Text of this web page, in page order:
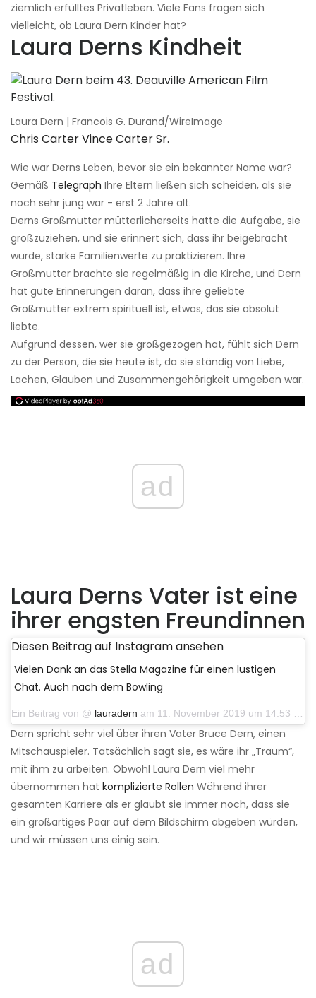
ziemlich erfülltes Privatleben. Viele Fans fragen sich
vielleicht, ob Laura Dern Kinder hat?
Laura Derns Kindheit
Laura Dern | Francois G. Durand/WireImage
Chris Carter Vince Carter Sr.
Wie war Derns Leben, bevor sie ein bekannter Name war?
Gemäß Telegraph Ihre Eltern ließen sich scheiden, als sie
noch sehr jung war - erst 2 Jahre alt.
Derns Großmutter mütterlicherseits hatte die Aufgabe, sie
großzuziehen, und sie erinnert sich, dass ihr beigebracht
wurde, starke Familienwerte zu praktizieren. Ihre
Großmutter brachte sie regelmäßig in die Kirche, und Dern
hat gute Erinnerungen daran, dass ihre geliebte
Großmutter extrem spirituell ist, etwas, das sie absolut
liebte.
Aufgrund dessen, wer sie großgezogen hat, fühlt sich Dern
zu der Person, die sie heute ist, da sie ständig von Liebe,
Lachen, Glauben und Zusammengehörigkeit umgeben war.
ad
Laura Derns Vater ist eine
ihrer engsten Freundinnen
Diesen Beitrag auf Instagram ansehen
Vielen Dank an das Stella Magazine für einen lustigen
Chat. Auch nach dem Bowling
Ein Beitrag von @ lauradern am 11. November 2019 um 14:53 Uhr PST
Dern spricht sehr viel über ihren Vater Bruce Dern, einen
Mitschauspieler. Tatsächlich sagt sie, es wäre ihr „Traum“,
mit ihm zu arbeiten. Obwohl Laura Dern viel mehr
übernommen hat komplizierte Rollen Während ihrer
gesamten Karriere als er glaubt sie immer noch, dass sie
ein großartiges Paar auf dem Bildschirm abgeben würden,
und wir müssen uns einig sein.
ad